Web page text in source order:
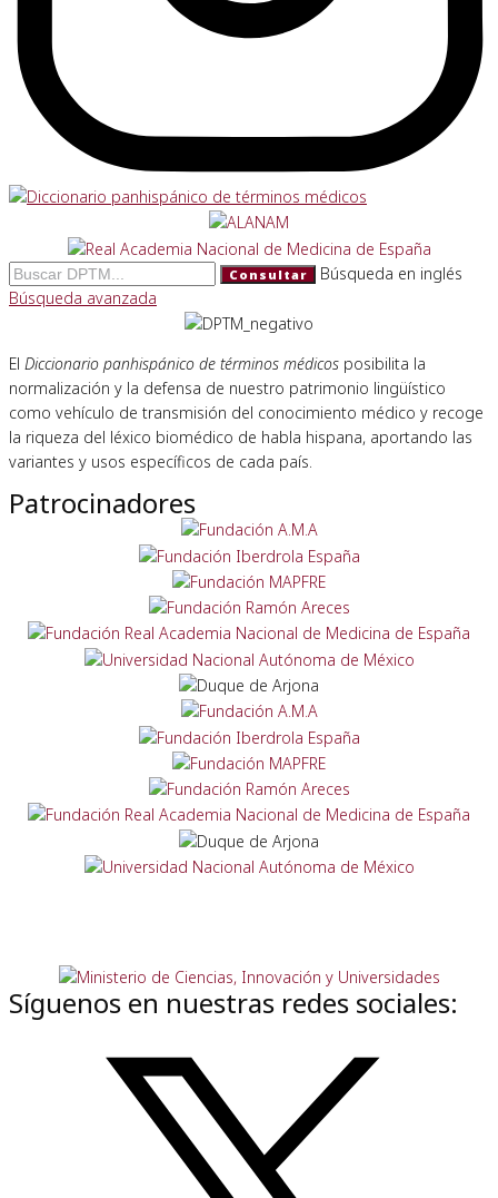
Consultar
Búsqueda en inglés
Búsqueda avanzada
El Diccionario panhispánico de términos médicos posibilita la
normalización y la defensa de nuestro patrimonio lingüístico
como vehículo de transmisión del conocimiento médico y recoge
la riqueza del léxico biomédico de habla hispana, aportando las
variantes y usos específicos de cada país.
Patrocinadores
Síguenos en nuestras redes sociales: